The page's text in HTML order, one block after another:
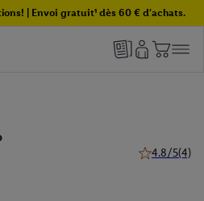
| Envoi gratuit¹ dès 60 € d'achats.
4.8/5(4)